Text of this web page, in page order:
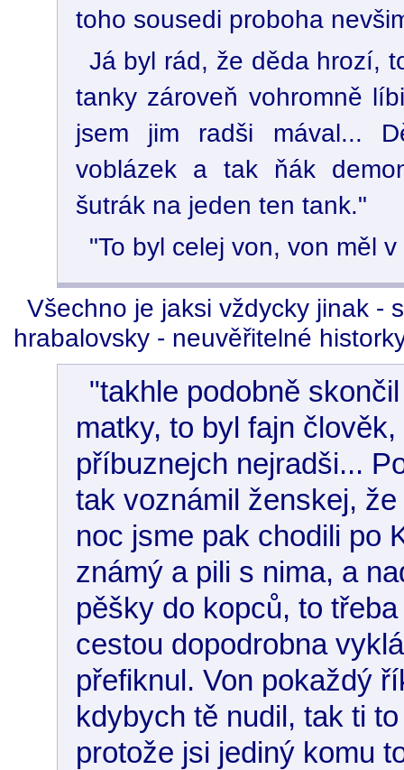
toho sousedi proboha
Já byl rád, že děda hrozí,
tanky zároveň vohromně
jsem jim radši mával...
voblázek a tak ňák
šutrák na jeden ten tank."
"To byl celej von, von měl
Všechno je jaksi vždycky jinak -
hrabalovsky - neuvěřitelné
"takhle podobně
matky, to byl fajn
příbuznejch nejradši...
tak voznámil ženskej,
noc jsme pak chodili po
známý a pili s nima, a
pěšky do kopců, to
cestou dopodrobna
přefiknul. Von pokaždý
kdybych tě nudil, tak ti
protože jsi jediný komu